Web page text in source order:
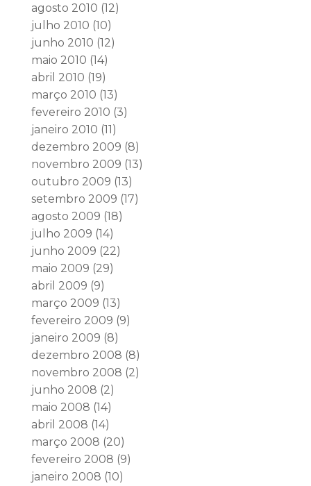
agosto 2010 (12)
julho 2010 (10)
junho 2010 (12)
maio 2010 (14)
abril 2010 (19)
março 2010 (13)
fevereiro 2010 (3)
janeiro 2010 (11)
dezembro 2009 (8)
novembro 2009 (13)
outubro 2009 (13)
setembro 2009 (17)
agosto 2009 (18)
julho 2009 (14)
junho 2009 (22)
maio 2009 (29)
abril 2009 (9)
março 2009 (13)
fevereiro 2009 (9)
janeiro 2009 (8)
dezembro 2008 (8)
novembro 2008 (2)
junho 2008 (2)
maio 2008 (14)
abril 2008 (14)
março 2008 (20)
fevereiro 2008 (9)
janeiro 2008 (10)